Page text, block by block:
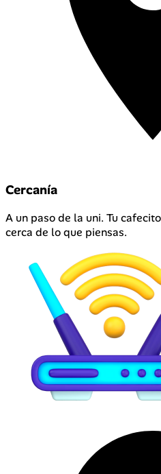
Cercanía
A un paso de la uni. Tu
cerca de lo que piensas.